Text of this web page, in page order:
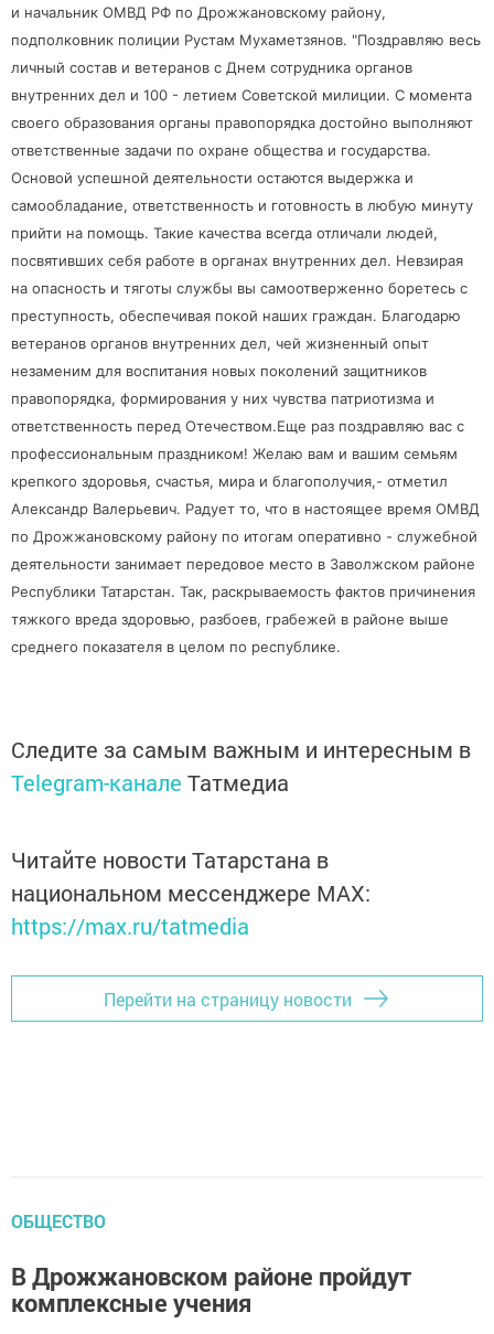
и начальник ОМВД РФ по Дрожжановскому району,
подполковник полиции Рустам Мухаметзянов. "Поздравляю весь
личный состав и ветеранов с Днем сотрудника органов
внутренних дел и 100 - летием Советской милиции. С момента
своего образования органы правопорядка достойно выполняют
ответственные задачи по охране общества и государства.
Основой успешной деятельности остаются выдержка и
самообладание, ответственность и готовность в любую минуту
прийти на помощь. Такие качества всегда отличали людей,
посвятивших себя работе в органах внутренних дел. Невзирая
на опасность и тяготы службы вы самоотверженно боретесь с
преступность, обеспечивая покой наших граждан. Благодарю
ветеранов органов внутренних дел, чей жизненный опыт
незаменим для воспитания новых поколений защитников
правопорядка, формирования у них чувства патриотизма и
ответственность перед Отечеством.Еще раз поздравляю вас с
профессиональным праздником! Желаю вам и вашим семьям
крепкого здоровья, счастья, мира и благополучия,- отметил
Александр Валерьевич. Радует то, что в настоящее время ОМВД
по Дрожжановскому району по итогам оперативно - служебной
деятельности занимает передовое место в Заволжском районе
Республики Татарстан. Так, раскрываемость фактов причинения
тяжкого вреда здоровью, разбоев, грабежей в районе выше
среднего показателя в целом по республике.
Следите за самым важным и интересным в
Telegram-канале Татмедиа
Читайте новости Татарстана в
национальном мессенджере MАХ:
https://max.ru/tatmedia
Перейти на страницу новости
ОБЩЕСТВО
В Дрожжановском районе пройдут
комплексные учения